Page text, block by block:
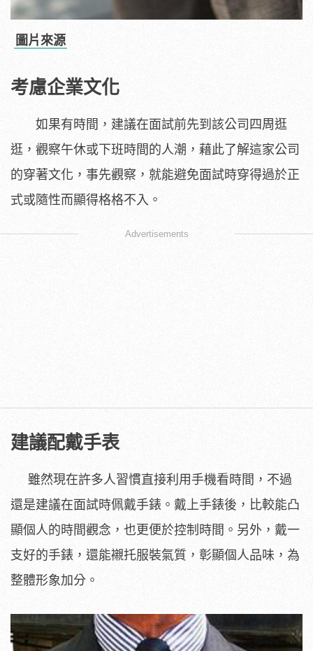
圖片來源
考慮企業文化
如果有時間，建議在面試前先到該公司四周逛
逛，觀察午休或下班時間的人潮，藉此了解這家公司
的穿著文化，事先觀察，就能避免面試時穿得過於正
式或隨性而顯得格格不入。
Advertisements
建議配戴手表
雖然現在許多人習慣直接利用手機看時間，不過
還是建議在面試時佩戴手錶。戴上手錶後，比較能凸
顯個人的時間觀念，也更便於控制時間。另外，戴一
支好的手錶，還能襯托服裝氣質，彰顯個人品味，為
整體形象加分。